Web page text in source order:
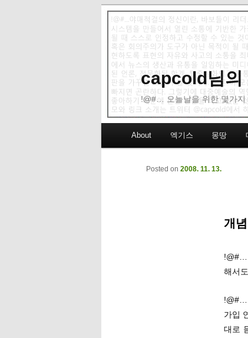
capcold님의
!@#… 오늘날을 위한 몇가지
Skip to primary content
Skip to secondary content
About 엑기스 몽땅
개
Posted on 2008. 11. 13.
!@#…
해서
!@#…
가입
대로